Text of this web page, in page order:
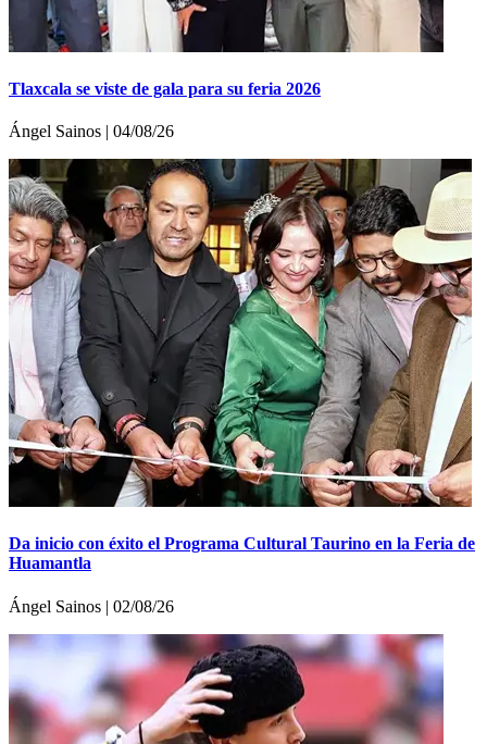
Tlaxcala se viste de gala para su feria 2026
Ángel Sainos | 04/08/26
Da inicio con éxito el Programa Cultural Taurino en la Feria de
Huamantla
Ángel Sainos | 02/08/26